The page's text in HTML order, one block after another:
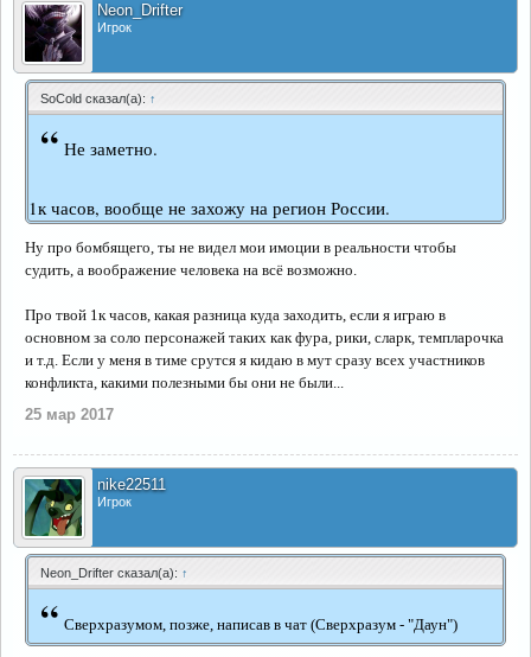
Neon_Drifter
Игрок
SoCold сказал(а): ↑
“ Не заметно.
1к часов, вообще не захожу на регион России.
Ну про бомбящего, ты не видел мои имоции в реальности чтобы
судить, а воображение человека на всё возможно.
Про твой 1к часов, какая разница куда заходить, если я играю в
основном за соло персонажей таких как фура, рики, сларк, темпларочка
и т.д. Если у меня в тиме срутся я кидаю в мут сразу всех участников
конфликта, какими полезными бы они не были...
25 мар 2017
nike22511
Игрок
Neon_Drifter сказал(а): ↑
“ Сверхразумом, позже, написав в чат (Сверхразум - "Даун")